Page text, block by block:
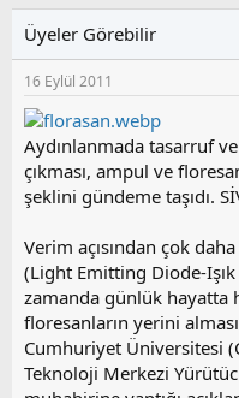
u
y
u
b
a
ş
l
a
n
l
a
ı
ç
t
a
h
i
Üyeler Görebilir
16 Eylül 2011
Aydınlanmada tasarruf
çıkması, ampul ve
şeklini gündeme taşıdı.
Verim açısından çok
(Light Emitting Diode-Işık
zamanda günlük hayatta
floresanların yerini
Cumhuriyet Üniversitesi
Teknoloji Merkezi